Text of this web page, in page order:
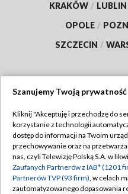
KRAKÓW / LUBLIN
OPOLE /
SZCZECIN /
Abonament TVP
Emisja w TVP
Centrum informacji TVP
Szanujemy Twoją prywatność
Kliknij "Akceptuję i przechodzę do
korzystanie z technologii
dostęp do informacji na Twoim
przechowywanie oraz na
nas, czyli Telewizję Polską S.A. w
Zaufanych Partnerów z IAB* (1201
Partnerów TVP (93 firm), w celach
zautomatyzowanego dopasowania